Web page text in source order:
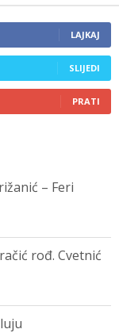
LAJKAJ
SLIJEDI
PRATI
– Feri
rođ. Cvetnić